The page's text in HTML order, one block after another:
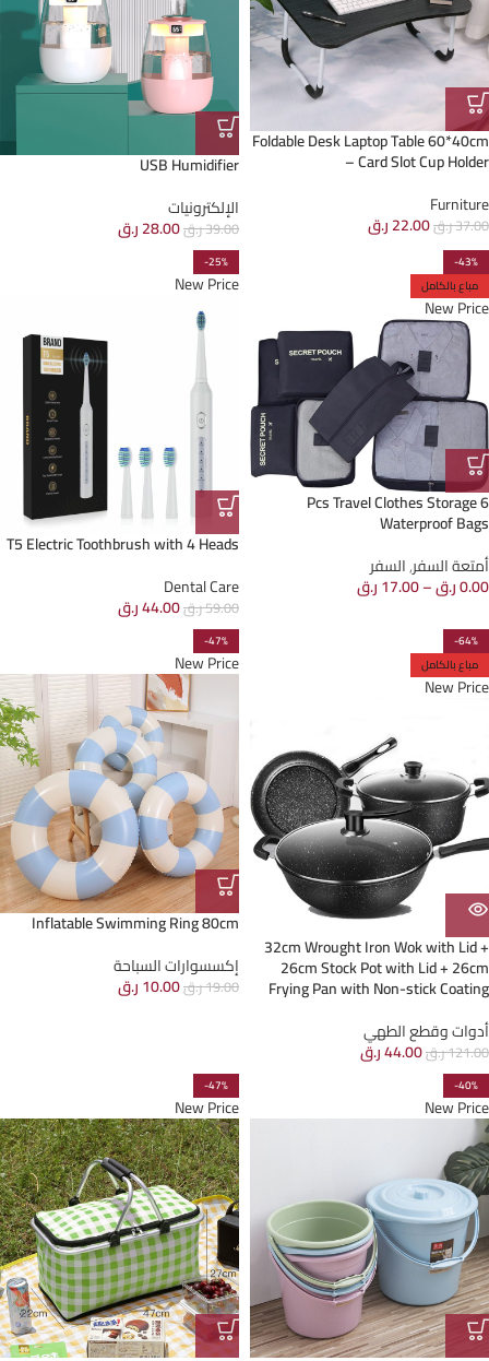
Foldable Desk Laptop Table 60*40cm
– Card Slot Cup Holder
Furniture
37.00ر.ق22.00ر.ق
USB Humidifier
الإلكترونيات
39.00ر.ق28.00ر.ق
-43%
مباع بالكامل
New Price
6 Pcs Travel Clothes Storage
Waterproof Bags
أمتعة السفر,السفر
0.00ر.ق–
17.00ر.ق
-25%
New Price
T5 Electric Toothbrush with 4 Heads
Dental Care
59.00ر.ق44.00ر.ق
-64%
مباع بالكامل
New Price
32cm Wrought Iron Wok with Lid +
26cm Stock Pot with Lid + 26cm
Frying Pan with Non-stick Coating
أدوات وقطع الطهي
121.00ر.ق44.00ر.ق
-47%
New Price
Inflatable Swimming Ring 80cm
إكسسوارات السباحة
19.00ر.ق10.00ر.ق
-40%
New Price
-47%
New Price